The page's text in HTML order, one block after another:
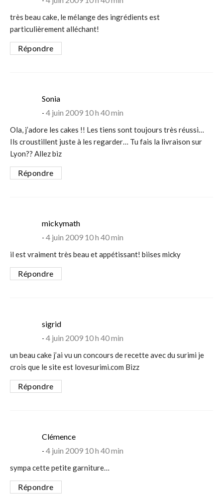
très beau cake, le mélange des ingrédients est
particulièrement alléchant!
Répondre
Soniasays:
4 juin 2009 10 h 40 min
Ola, j’adore les cakes !! Les tiens sont toujours très réussi…
Ils croustillent juste à les regarder… Tu fais la livraison sur
Lyon?? Allez biz
Répondre
mickymathsays:
4 juin 2009 10 h 40 min
il est vraiment très beau et appétissant! biises micky
Répondre
sigridsays:
4 juin 2009 10 h 40 min
un beau cake j’ai vu un concours de recette avec du surimi je
crois que le site est lovesurimi.com Bizz
Répondre
Clémencesays:
4 juin 2009 10 h 40 min
sympa cette petite garniture…
Répondre